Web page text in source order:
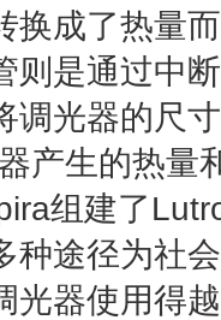
换成了热量
则是通过中
调光器的尺
产生的热量
组建了
种途径为社
光器使用得